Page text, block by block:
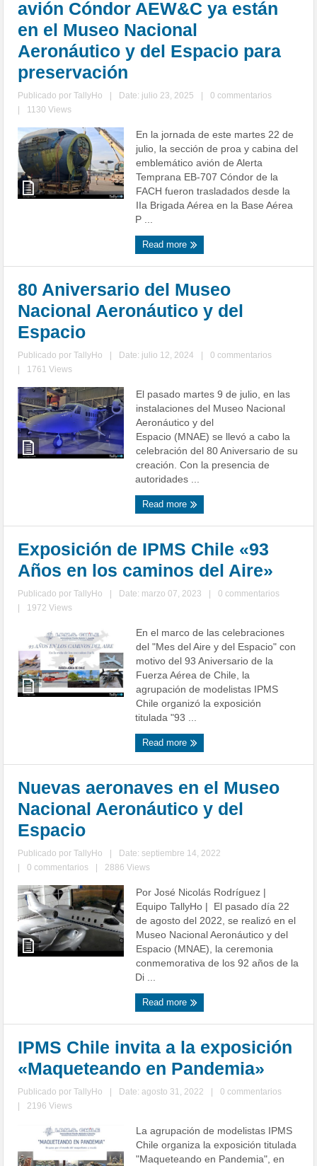
avión Cóndor AEW&C ya están
en el Museo Nacional
Aeronáutico y del Espacio para
preservación
Publicado porTallyHo Date: julio 23, 2025
0 commentarios
1130 Views
En la jornada de este martes 22 de
julio, la sección de proa y cabina del
emblemático avión de Alerta
Temprana EB-707 Cóndor de la
FACH fueron trasladados desde la
IIa Brigada Aérea en la Base Aérea
P ...
Read more
80 Aniversario del Museo
Nacional Aeronáutico y del
Espacio
Publicado porTallyHo Date: julio 12, 2024
0 commentarios
1761 Views
El pasado martes 9 de julio, en las
instalaciones del Museo Nacional
Aeronáutico y del
Espacio (MNAE) se llevó a cabo la
celebración del 80 Aniversario de su
creación. Con la presencia de
autoridades ...
Read more
Exposición de IPMS Chile «93
Años en los caminos del Aire»
Publicado porTallyHo Date: marzo 07, 2023
0 commentarios
1972 Views
En el marco de las celebraciones
del "Mes del Aire y del Espacio" con
motivo del 93 Aniversario de la
Fuerza Aérea de Chile, la
agrupación de modelistas IPMS
Chile organizó la exposición
titulada "93 ...
Read more
Nuevas aeronaves en el Museo
Nacional Aeronáutico y del
Espacio
Publicado porTallyHo
Date: septiembre 14, 2022
0 commentarios 2886 Views
Por José Nicolás Rodríguez |
Equipo TallyHo | El pasado día 22
de agosto del 2022, se realizó en el
Museo Nacional Aeronáutico y del
Espacio (MNAE), la ceremonia
conmemorativa de los 92 años de la
Di ...
Read more
IPMS Chile invita a la exposición
«Maqueteando en Pandemia»
Publicado porTallyHo Date: agosto 31, 2022
0 commentarios
2196 Views
La agrupación de modelistas IPMS
Chile organiza la exposición titulada
"Maqueteando en Pandemia", en